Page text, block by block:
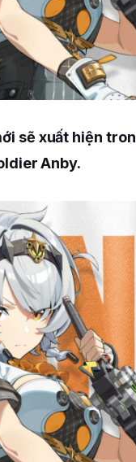
sẽ xuất hiện
Anby.